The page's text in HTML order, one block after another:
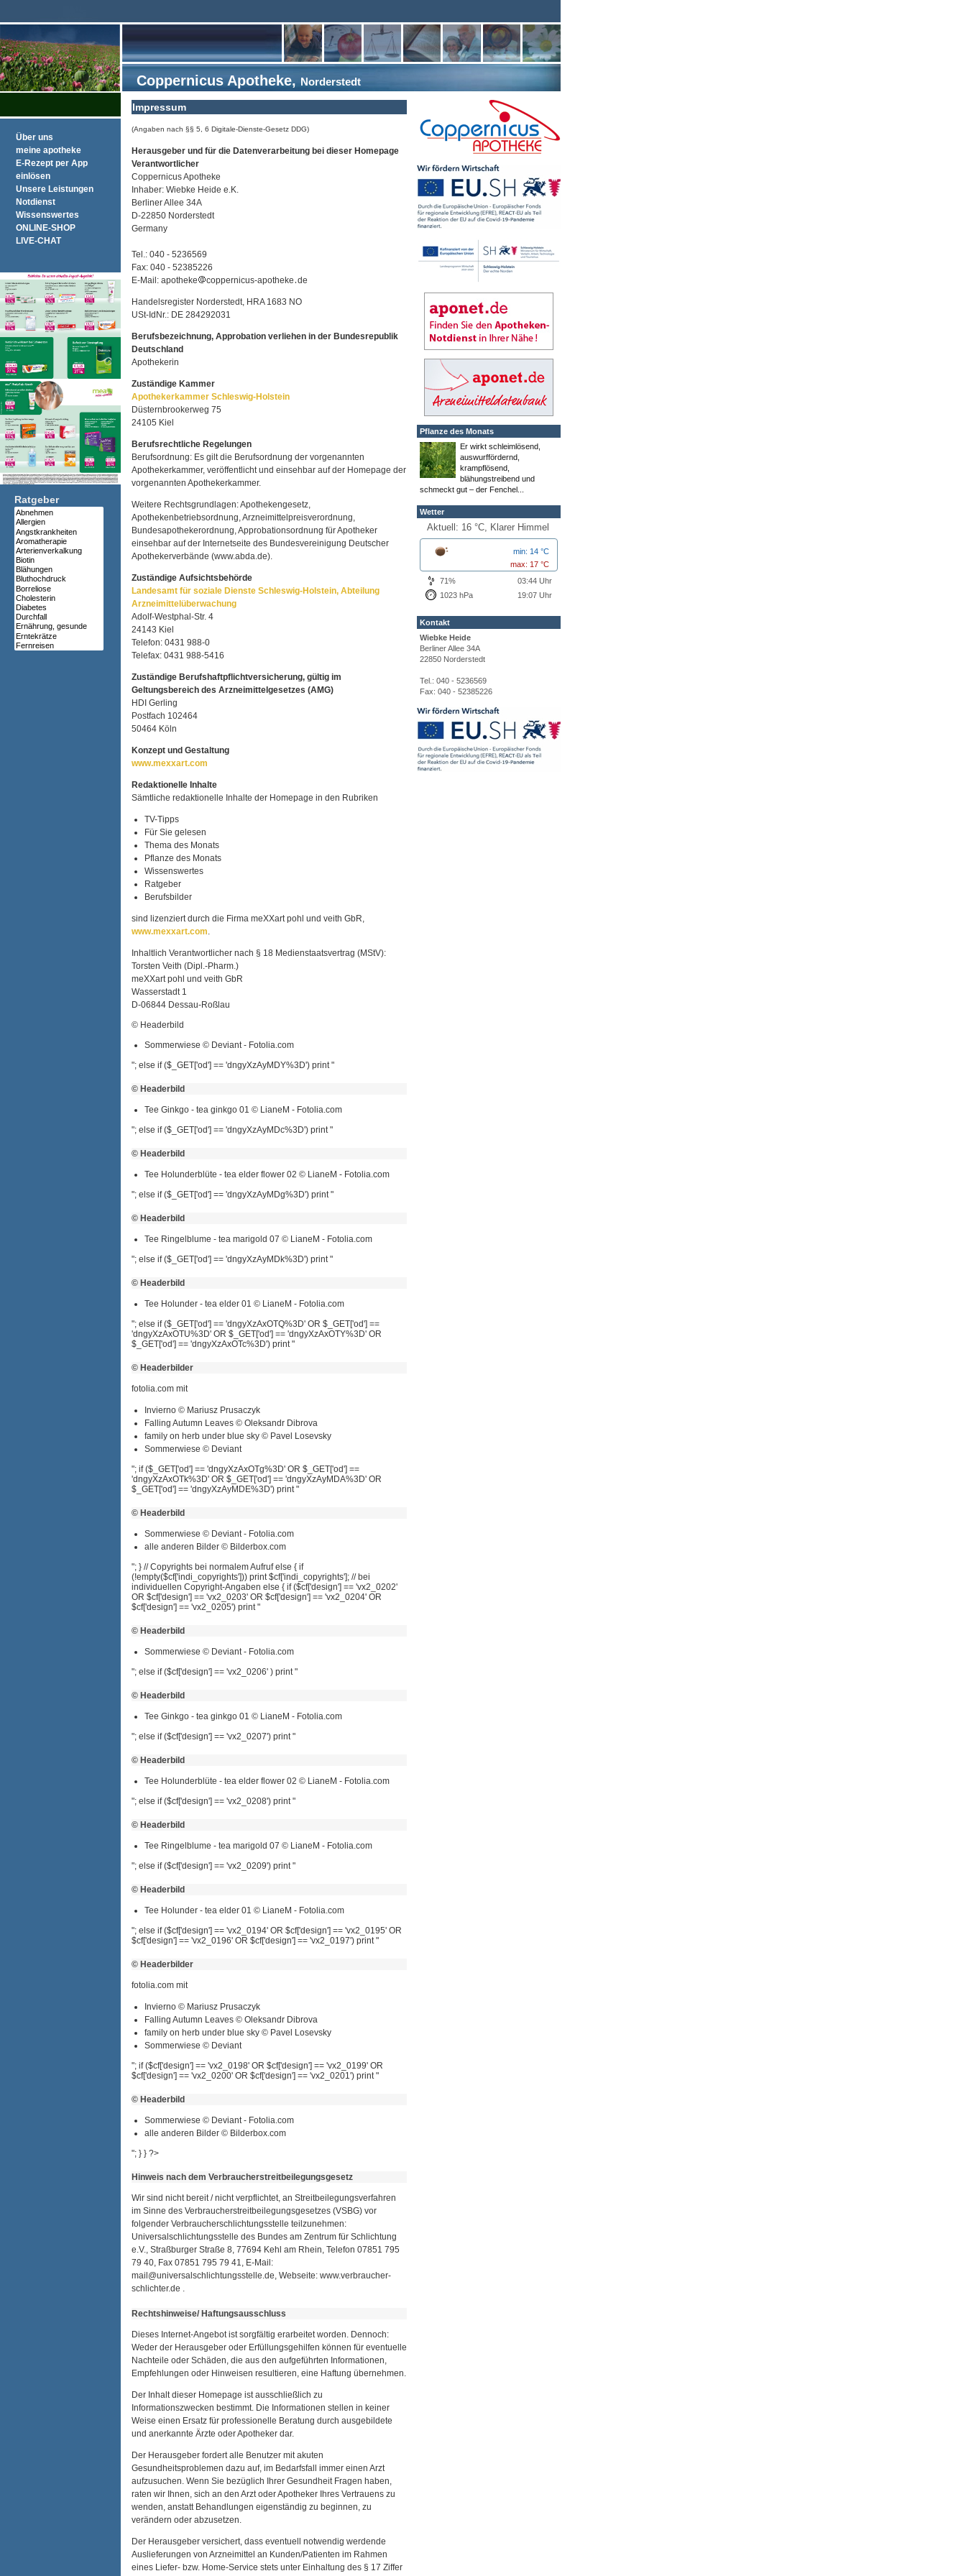
Coppernicus Apotheke, Norderstedt
Über uns
meine apotheke
E-Rezept per App
einlösen
Unsere Leistungen
Notdienst
Wissenswertes
ONLINE-SHOP
LIVE-CHAT
Ratgeber
Impressum
(Angaben nach §§ 5, 6 Digitale-Dienste-Gesetz DDG)
Herausgeber und für die Datenverarbeitung bei dieser Homepage
Verantwortlicher
Coppernicus Apotheke
Inhaber: Wiebke Heide e.K.
Berliner Allee 34A
D-22850 Norderstedt
Germany
Tel.: 040 - 5236569
Fax: 040 - 52385226
E-Mail: apotheke
coppernicus-apotheke de
Handelsregister Norderstedt, HRA 1683 NO
USt-IdNr.: DE 284292031
Berufsbezeichnung, Approbation verliehen in der Bundesrepublik
Deutschland
Apothekerin
Zuständige Kammer
Apothekerkammer Schleswig-Holstein
Düsternbrookerweg 75
24105 Kiel
Berufsrechtliche Regelungen
Berufsordnung: Es gilt die Berufsordnung der vorgenannten
Apothekerkammer, veröffentlicht und einsehbar auf der Homepage der
vorgenannten Apothekerkammer.
Weitere Rechtsgrundlagen: Apothekengesetz,
Apothekenbetriebsordnung, Arzneimittelpreisverordnung,
Bundesapothekerordnung, Approbationsordnung für Apotheker
einsehbar auf der Internetseite des Bundesvereinigung Deutscher
Apothekerverbände (www.abda.de).
Zuständige Aufsichtsbehörde
Landesamt für soziale Dienste Schleswig-Holstein, Abteilung
Arzneimittelüberwachung
Adolf-Westphal-Str. 4
24143 Kiel
Telefon: 0431 988-0
Telefax: 0431 988-5416
Zuständige Berufshaftpflichtversicherung, gültig im
Geltungsbereich des Arzneimittelgesetzes (AMG)
HDI Gerling
Postfach 102464
50464 Köln
Konzept und Gestaltung
www.mexxart.com
Redaktionelle Inhalte
Sämtliche redaktionelle Inhalte der Homepage in den Rubriken
TV-Tipps
Für Sie gelesen
Thema des Monats
Pflanze des Monats
Wissenswertes
Ratgeber
Berufsbilder
sind lizenziert durch die Firma meXXart pohl und veith GbR,
www.mexxart.com.
Inhaltlich Verantwortlicher nach § 18 Medienstaatsvertrag (MStV):
Torsten Veith (Dipl.-Pharm.)
meXXart pohl und veith GbR
Wasserstadt 1
D-06844 Dessau-Roßlau
© Headerbild
Sommerwiese © Deviant - Fotolia.com
"; else if ($_GET['od'] == 'dngyXzAyMDY%3D') print "
© Headerbild
Tee Ginkgo - tea ginkgo 01 © LianeM - Fotolia.com
"; else if ($_GET['od'] == 'dngyXzAyMDc%3D') print "
© Headerbild
Tee Holunderblüte - tea elder flower 02 © LianeM - Fotolia.com
"; else if ($_GET['od'] == 'dngyXzAyMDg%3D') print "
© Headerbild
Tee Ringelblume - tea marigold 07 © LianeM - Fotolia.com
"; else if ($_GET['od'] == 'dngyXzAyMDk%3D') print "
© Headerbild
Tee Holunder - tea elder 01 © LianeM - Fotolia.com
"; else if ($_GET['od'] == 'dngyXzAxOTQ%3D' OR $_GET['od'] ==
'dngyXzAxOTU%3D' OR $_GET['od'] == 'dngyXzAxOTY%3D' OR
$_GET['od'] == 'dngyXzAxOTc%3D') print "
© Headerbilder
fotolia.com mit
Invierno © Mariusz Prusaczyk
Falling Autumn Leaves © Oleksandr Dibrova
family on herb under blue sky © Pavel Losevsky
Sommerwiese © Deviant
"; if ($_GET['od'] == 'dngyXzAxOTg%3D' OR $_GET['od'] ==
'dngyXzAxOTk%3D' OR $_GET['od'] == 'dngyXzAyMDA%3D' OR
$_GET['od'] == 'dngyXzAyMDE%3D') print "
© Headerbild
Sommerwiese © Deviant - Fotolia.com
alle anderen Bilder © Bilderbox.com
"; } // Copyrights bei normalem Aufruf else { if
(!empty($cf['indi_copyrights'])) print $cf['indi_copyrights']; // bei
individuellen Copyright-Angaben else { if ($cf['design'] == 'vx2_0202'
OR $cf['design'] == 'vx2_0203' OR $cf['design'] == 'vx2_0204' OR
$cf['design'] == 'vx2_0205') print "
© Headerbild
Sommerwiese © Deviant - Fotolia.com
"; else if ($cf['design'] == 'vx2_0206' ) print "
© Headerbild
Tee Ginkgo - tea ginkgo 01 © LianeM - Fotolia.com
"; else if ($cf['design'] == 'vx2_0207') print "
© Headerbild
Tee Holunderblüte - tea elder flower 02 © LianeM - Fotolia.com
"; else if ($cf['design'] == 'vx2_0208') print "
© Headerbild
Tee Ringelblume - tea marigold 07 © LianeM - Fotolia.com
"; else if ($cf['design'] == 'vx2_0209') print "
© Headerbild
Tee Holunder - tea elder 01 © LianeM - Fotolia.com
"; else if ($cf['design'] == 'vx2_0194' OR $cf['design'] == 'vx2_0195' OR
$cf['design'] == 'vx2_0196' OR $cf['design'] == 'vx2_0197') print "
© Headerbilder
fotolia.com mit
Invierno © Mariusz Prusaczyk
Falling Autumn Leaves © Oleksandr Dibrova
family on herb under blue sky © Pavel Losevsky
Sommerwiese © Deviant
"; if ($cf['design'] == 'vx2_0198' OR $cf['design'] == 'vx2_0199' OR
$cf['design'] == 'vx2_0200' OR $cf['design'] == 'vx2_0201') print "
© Headerbild
Sommerwiese © Deviant - Fotolia.com
alle anderen Bilder © Bilderbox.com
"; } } ?>
Hinweis nach dem Verbraucherstreitbeilegungsgesetz
Wir sind nicht bereit / nicht verpflichtet, an Streitbeilegungsverfahren
im Sinne des Verbraucherstreitbeilegungsgesetzes (VSBG) vor
folgender Verbraucherschlichtungsstelle teilzunehmen:
Universalschlichtungsstelle des Bundes am Zentrum für Schlichtung
e.V., Straßburger Straße 8, 77694 Kehl am Rhein, Telefon 07851 795
79 40, Fax 07851 795 79 41, E-Mail:
mail@universalschlichtungsstelle.de, Webseite: www.verbraucher-
schlichter.de .
Rechtshinweise/ Haftungsausschluss
Dieses Internet-Angebot ist sorgfältig erarbeitet worden. Dennoch:
Weder der Herausgeber oder Erfüllungsgehilfen können für eventuelle
Nachteile oder Schäden, die aus den aufgeführten Informationen,
Empfehlungen oder Hinweisen resultieren, eine Haftung übernehmen.
Der Inhalt dieser Homepage ist ausschließlich zu
Informationszwecken bestimmt. Die Informationen stellen in keiner
Weise einen Ersatz für professionelle Beratung durch ausgebildete
und anerkannte Ärzte oder Apotheker dar.
Der Herausgeber fordert alle Benutzer mit akuten
Gesundheitsproblemen dazu auf, im Bedarfsfall immer einen Arzt
aufzusuchen. Wenn Sie bezüglich Ihrer Gesundheit Fragen haben,
raten wir Ihnen, sich an den Arzt oder Apotheker Ihres Vertrauens zu
wenden, anstatt Behandlungen eigenständig zu beginnen, zu
verändern oder abzusetzen.
Der Herausgeber versichert, dass eventuell notwendig werdende
Auslieferungen von Arzneimittel an Kunden/Patienten im Rahmen
eines Liefer- bzw. Home-Service stets unter Einhaltung des § 17 Ziffer
Pflanze des Monats
Er wirkt schleimlösend,
auswurffördernd,
krampflösend,
blähungstreibend und
schmeckt gut – der Fenchel...
Wetter
Aktuell: 16 °C, Klarer Himmel
min: 14 °C
max: 17 °C
71%
03:44 Uhr
1023 hPa
19:07 Uhr
Kontakt
Wiebke Heide
Berliner Allee 34A
22850 Norderstedt
Tel.: 040 - 5236569
Fax: 040 - 52385226